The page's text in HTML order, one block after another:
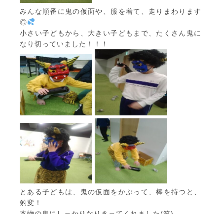
みんな順番に鬼の仮面や、服を着て、走りまわります
◎
小さい子どもから、大きい子どもまで、たくさん鬼に
なり切っていました！！！
とある子どもは、鬼の仮面をかぶって、棒を持つと、
豹変！